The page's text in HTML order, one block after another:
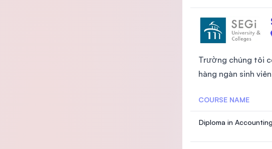
Trường chúng tôi
hàng ngàn sinh
COURSE NAME
Diploma in Accounting